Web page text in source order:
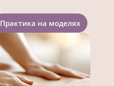
Практика на моделях